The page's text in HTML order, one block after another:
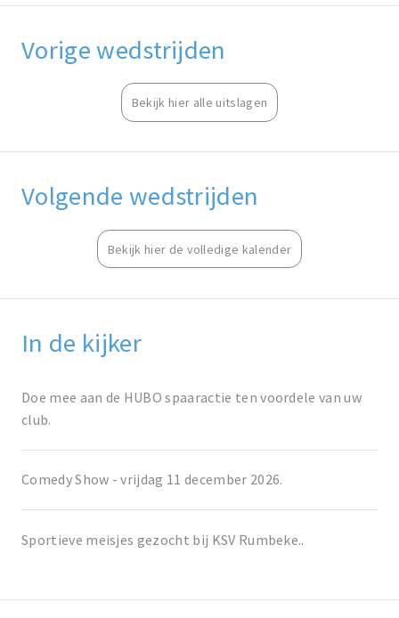
Vorige wedstrijden
Bekijk hier alle uitslagen
Volgende wedstrijden
Bekijk hier de volledige kalender
In de kijker
Doe mee aan de HUBO spaaractie ten voordele van uw
club.
Comedy Show - vrijdag 11 december 2026.
Sportieve meisjes gezocht bij KSV Rumbeke..